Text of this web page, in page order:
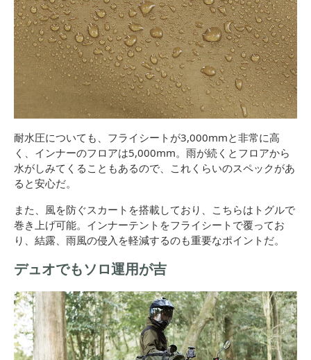
耐水圧についても、フライシートが3,000mmと非常に高
く、インナーのフロアは5,000mm。雨が続くとフロアから
水がしみてくることもあるので、これくらいのスペックがあ
ると安心だ。
また、風を防ぐスカートを搭載しており、こちらはトグルで
巻き上げ可能。インナーテントをフライシートで覆ってお
り、結露、雨風の侵入を軽減するのも重要なポイントだ。
デュオでもソロ運用が吉